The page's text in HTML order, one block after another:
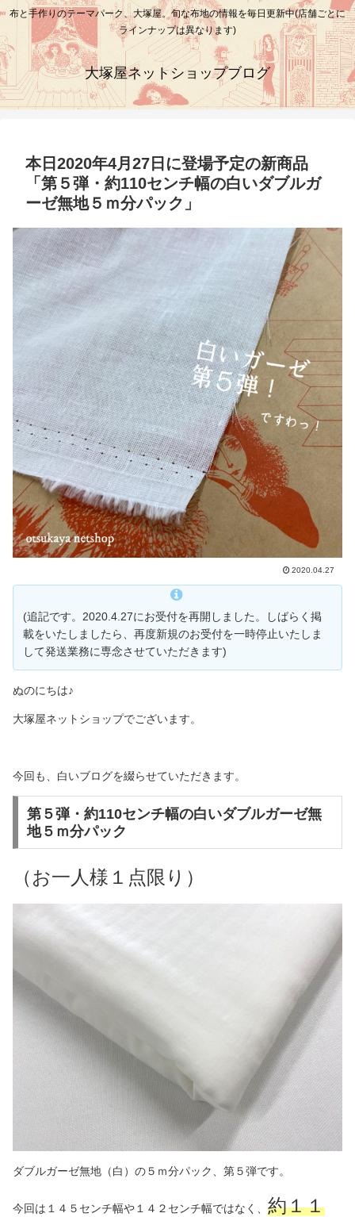
布と手作りのテーマパーク、大塚屋。旬な布地の情報を毎日更新中(店舗ごとに
ラインナップは異なります)
大塚屋ネットショップブログ
本日2020年4月27日に登場予定の新商品
「第５弾・約110センチ幅の白いダブルガ
ーゼ無地５ｍ分パック」
2020.04.27
(追記です。2020.4.27にお受付を再開しました。しばらく掲
載をいたしましたら、再度新規のお受付を一時停止いたしま
して発送業務に専念させていただきます)
ぬのにちは♪
大塚屋ネットショップでございます。
今回も、白いブログを綴らせていただきます。
第５弾・約110センチ幅の白いダブルガーゼ無
地５ｍ分パック
（お一人様１点限り）
ダブルガーゼ無地（白）の５ｍ分パック、第５弾です。
今回は１４５センチ幅や１４２センチ幅ではなく、 約１１